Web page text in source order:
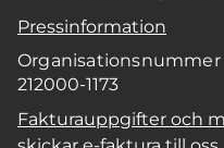
Pressinformation
Organisationsnummer
212000-1173
Fakturauppgifter och